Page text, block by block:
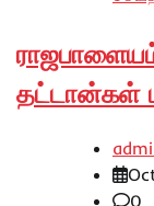
தட்டான்கள்
0